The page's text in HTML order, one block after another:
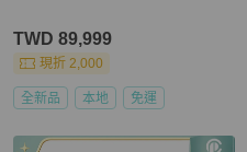
TWD 89,999
現折 2,000
全新品 本地 免運